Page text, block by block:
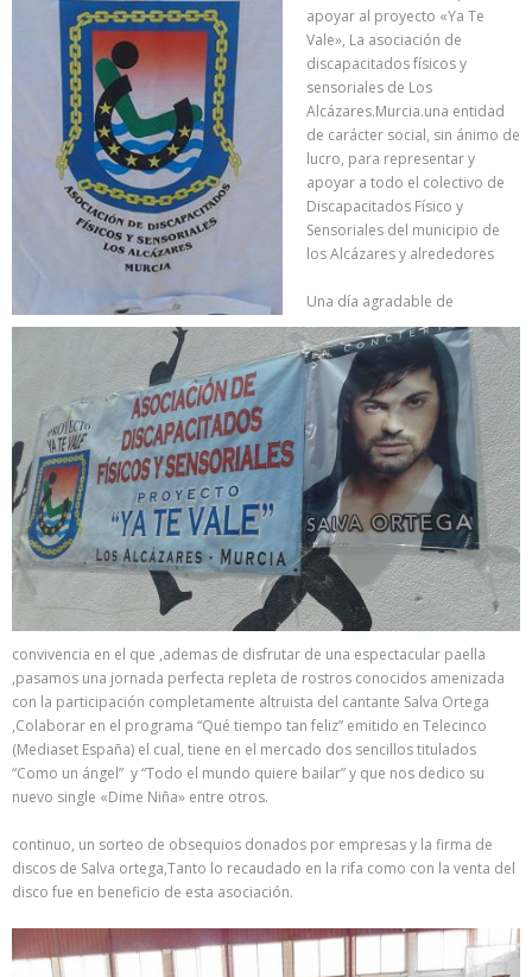
apoyar al proyecto «Ya Te
Vale», La asociación de
discapacitados físicos y
sensoriales de Los
Alcázares.Murcia.una entidad
de carácter social, sin ánimo de
lucro, para representar y
apoyar a todo el colectivo de
Discapacitados Físico y
Sensoriales del municipio de
los Alcázares y alrededores
Una día agradable de
convivencia en el que ,ademas de disfrutar de una espectacular paella
,pasamos una jornada perfecta repleta de rostros conocidos amenizada
con la participación completamente altruista del cantante Salva Ortega
,Colaborar en el programa “Qué tiempo tan feliz” emitido en Telecinco
(Mediaset España) el cual, tiene en el mercado dos sencillos titulados
“Como un ángel” y “Todo el mundo quiere bailar” y que nos dedico su
nuevo single «Dime Niña» entre otros.
continuo, un sorteo de obsequios donados por empresas y la firma de
discos de Salva ortega,Tanto lo recaudado en la rifa como con la venta del
disco fue en beneficio de esta asociación.